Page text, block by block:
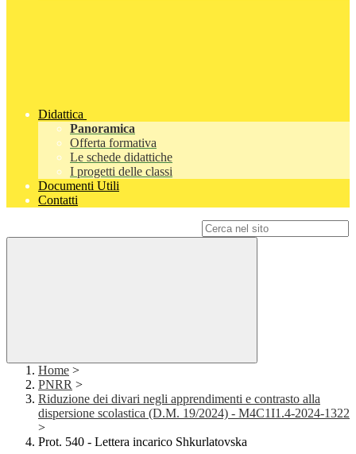
Didattica
Panoramica
Offerta formativa
Le schede didattiche
I progetti delle classi
Documenti Utili
Contatti
Home >
PNRR >
Riduzione dei divari negli apprendimenti e contrasto alla
dispersione scolastica (D.M. 19/2024) - M4C1I1.4-2024-1322
>
Prot. 540 - Lettera incarico Shkurlatovska